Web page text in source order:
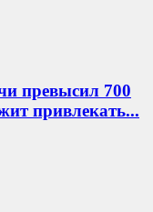
превысил 700
привлекать...